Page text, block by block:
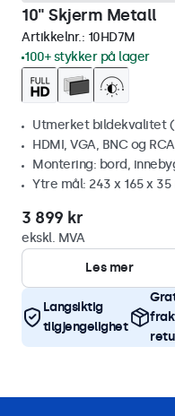
10" Skjerm Metall
Artikkelnr.: 10HD7M
100+ stykker på lager
Utmerket bildekvalitet
HDMI, VGA, BNC og RCA
Montering: bord,
Ytre mål: 243 x 165 x 35
3 899 kr
ekskl. MVA
Les mer
Langsiktig
tilgjengelighet